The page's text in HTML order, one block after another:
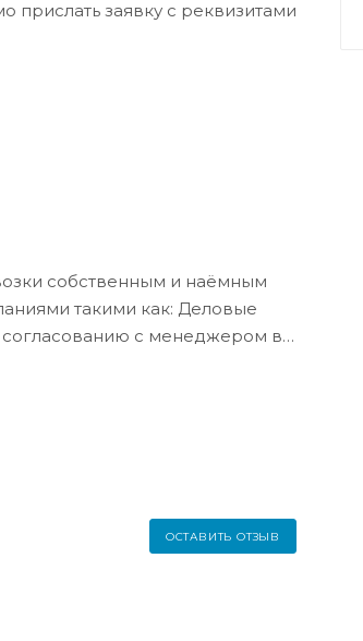
заявку с реквизитами
собственным и наёмным
такими как: Деловые
с менеджером в
ОСТАВИТЬ ОТЗЫВ